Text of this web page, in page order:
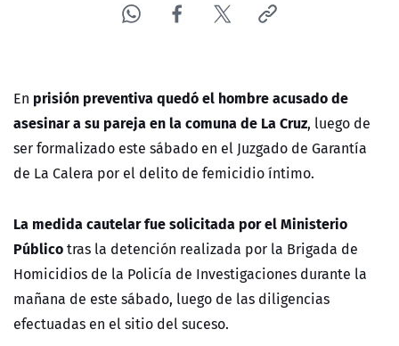
En prisión preventiva quedó el hombre acusado de
asesinar a su pareja en la comuna de La Cruz, luego de
ser formalizado este sábado en el Juzgado de Garantía
de La Calera por el delito de femicidio íntimo.
La medida cautelar fue solicitada por el Ministerio
Públicotras la detención realizada por la Brigada de
Homicidios de la Policía de Investigaciones durante la
mañana de este sábado, luego de las diligencias
efectuadas en el sitio del suceso.